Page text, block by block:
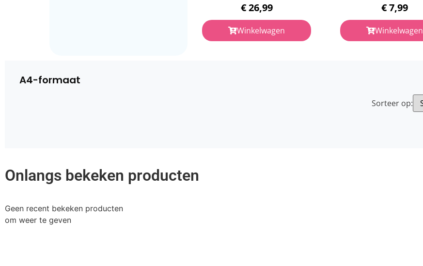
€26,99
Winkelwagen
€7,99
Winkelwagen
A4-formaat
Sorteer op:
Onlangs bekeken producten
Geen recent bekeken producten
om weer te geven